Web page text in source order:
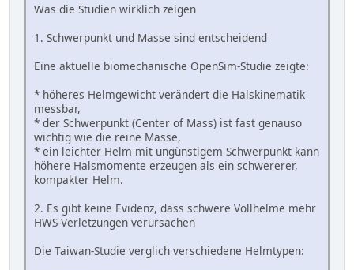
Was die Studien wirklich zeigen
1. Schwerpunkt und Masse sind entscheidend
Eine aktuelle biomechanische OpenSim-Studie zeigte:
* höheres Helmgewicht verändert die Halskinematik
messbar,
* der Schwerpunkt (Center of Mass) ist fast genauso
wichtig wie die reine Masse,
* ein leichter Helm mit ungünstigem Schwerpunkt kann
höhere Halsmomente erzeugen als ein schwererer,
kompakter Helm.
2. Es gibt keine Evidenz, dass schwere Vollhelme mehr
HWS-Verletzungen verursachen
Die Taiwan-Studie verglich verschiedene Helmtypen: